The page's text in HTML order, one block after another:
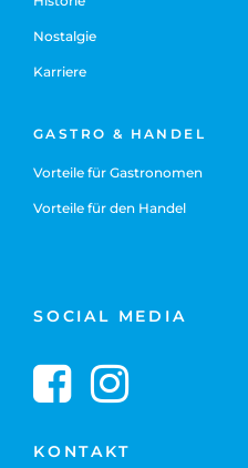
Nostalgie
Karriere
GASTRO & HANDEL
Vorteile für Gastronomen
Vorteile für den Handel
SOCIAL MEDIA
KONTAKT